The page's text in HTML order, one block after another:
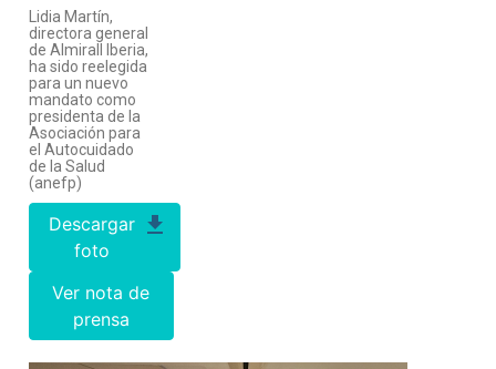
Lidia Martín,
directora general
de Almirall Iberia,
ha sido reelegida
para un nuevo
mandato como
presidenta de la
Asociación para
el Autocuidado
de la Salud
(anefp)
Descargar
foto
Ver nota de
prensa